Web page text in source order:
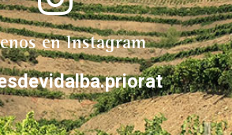
en Instagram